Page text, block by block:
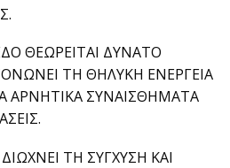
ΘΕΩΡΕΙΤΑΙ ΔΥΝΑΤΟ
ΤΗ ΘΗΛΥΚΗ ΕΝΕΡΓΕΙΑ
ΑΡΝΗΤΙΚΑ ΣΥΝΑΙΣΘΗΜΑΤΑ
ΤΗ ΣΥΓΧΥΣΗ ΚΑΙ